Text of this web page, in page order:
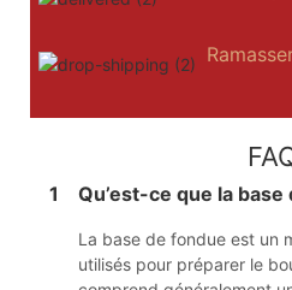
1 Qu’est-ce que la base
La base de fondue est un
utilisés pour préparer le